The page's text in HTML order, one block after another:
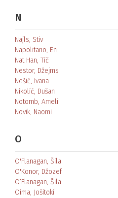
N
Najls, Stiv
Napolitano, En
Nat Han, Tič
Nestor, Džejms
Nešić, Ivana
Nikolić, Dušan
Notomb, Ameli
Novik, Naomi
O
O'Flanagan, Šila
O'Konor, Džozef
O’Flanagan, Šila
Oima, Jošitoki